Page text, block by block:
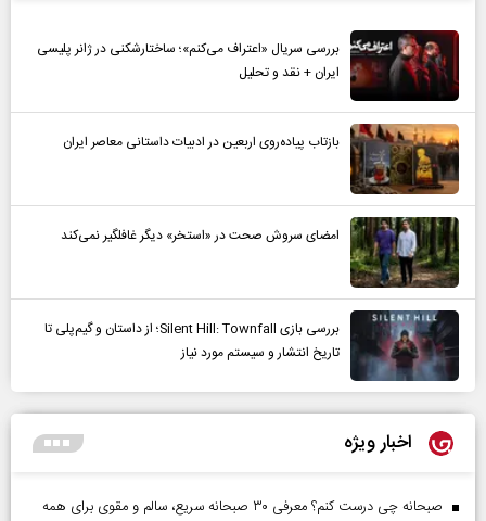
بررسی سریال «اعتراف می‌کنم»؛ ساختارشکنی در ژانر پلیسی
ایران + نقد و تحلیل
بازتاب پیاده‌روی اربعین در ادبیات داستانی معاصر ایران
امضای سروش صحت در «استخر» دیگر غافلگیر نمی‌کند
بررسی بازی Silent Hill: Townfall؛ از داستان و گیم‌پلی تا
تاریخ انتشار و سیستم مورد نیاز
اخبار ویژه
صبحانه چی درست کنم؟ معرفی ۳۰ صبحانه سریع، سالم و مقوی برای همه